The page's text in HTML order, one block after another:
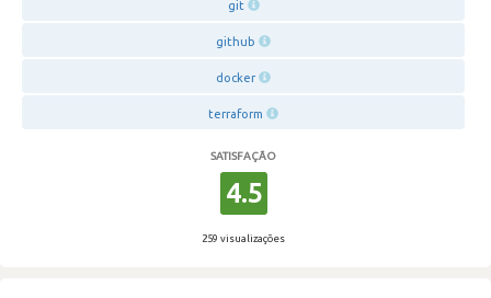
git
github
docker
terraform
SATISFAÇÃO
4.5
259 visualizações